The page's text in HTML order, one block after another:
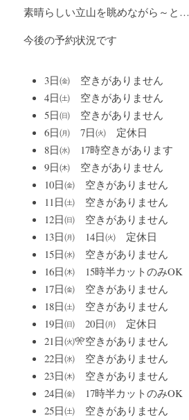
素晴らしい立山を眺めながら～と…
今後の予約状況です
3日㈮　空きがありません
4日㈯　空きがありません
5日㈰　空きがありません
6日㈪　7日㈫　定休日
8日㈬　17時空きがあります
9日㈭　空きがありません
10日㈮　空きがありません
11日㈯　空きがありません
12日㈰　空きがありません
13日㈪　14日㈫　定休日
15日㈬　空きがありません
16日㈭　15時半カットのみOK
17日㈮　空きがありません
18日㈯　空きがありません
19日㈰　20日㈪　定休日
21日㈫🎌空きがありません
22日㈬　空きがありません
23日㈭　空きがありません
24日㈮　17時半カットのみOK
25日㈯　空きがありません